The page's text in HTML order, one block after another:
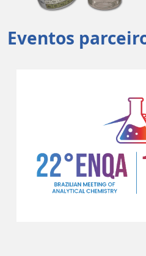
Eventos